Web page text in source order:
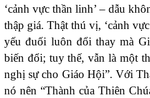
‘cảnh vực thần linh’ – dẫu
thập giá. Thật thú vị, ‘cảnh
yếu đuối luôn đổi thay mà
biến đổi; tuy thế, vẫn là một
nghị sự cho Giáo Hội”. Với
nó nên “Thành của Thiên